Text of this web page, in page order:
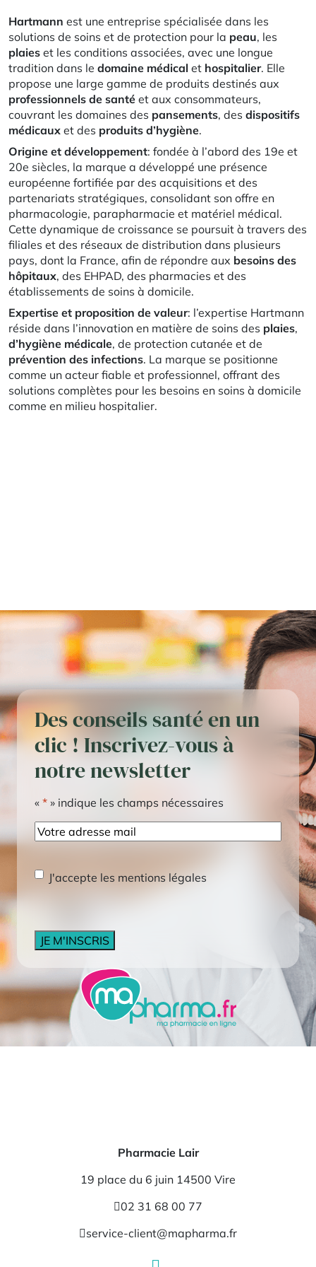
Hartmann est une entreprise spécialisée dans les
solutions de soins et de protection pour la peau, les
plaies et les conditions associées, avec une longue
tradition dans le domaine médical et hospitalier. Elle
propose une large gamme de produits destinés aux
professionnels de santé et aux consommateurs,
couvrant les domaines des pansements, des dispositifs
médicaux et des produits d’hygiène.
Origine et développement: fondée à l’abord des 19e et
20e siècles, la marque a développé une présence
européenne fortifiée par des acquisitions et des
partenariats stratégiques, consolidant son offre en
pharmacologie, parapharmacie et matériel médical.
Cette dynamique de croissance se poursuit à travers des
filiales et des réseaux de distribution dans plusieurs
pays, dont la France, afin de répondre aux besoins des
hôpitaux, des EHPAD, des pharmacies et des
établissements de soins à domicile.
Expertise et proposition de valeur: l’expertise Hartmann
réside dans l’innovation en matière de soins des plaies,
d’hygiène médicale, de protection cutanée et de
prévention des infections. La marque se positionne
comme un acteur fiable et professionnel, offrant des
solutions complètes pour les besoins en soins à domicile
comme en milieu hospitalier.
Des conseils santé en un
clic ! Inscrivez-vous à
notre newsletter
« * » indique les champs nécessaires
E-
mail
RGPD*
J'accepte les mentions légales
Pharmacie Lair
19 place du 6 juin 14500 Vire
02 31 68 00 77
service-client@mapharma.fr